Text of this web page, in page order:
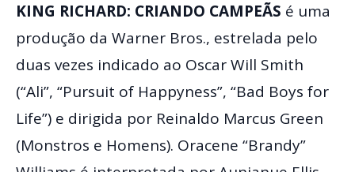
KING RICHARD: CRIANDO CAMPEÃS é uma
produção da Warner Bros., estrelada pelo
duas vezes indicado ao Oscar Will Smith
(“Ali”, “Pursuit of Happyness”, “Bad Boys for
Life”) e dirigida por Reinaldo Marcus Green
(Monstros e Homens). Oracene “Brandy”